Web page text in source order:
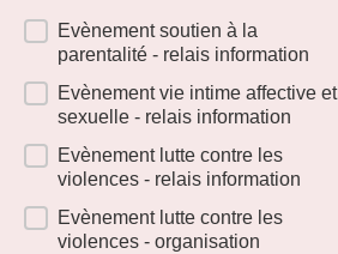
Thématique
Evènement soutien à la
parentalité - relais information
Evènement vie intime affective et
sexuelle - relais information
Evènement lutte contre les
violences - relais information
Evènement lutte contre les
violences - organisation